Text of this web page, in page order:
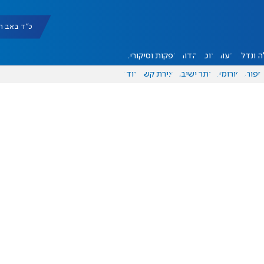
כ"ד באב תשפ"ו
ונדל"ן דעות אוכל יהדות הפקות וסיקורים
ספורט פורומים אתר ישיבה יצירת קשר עוד